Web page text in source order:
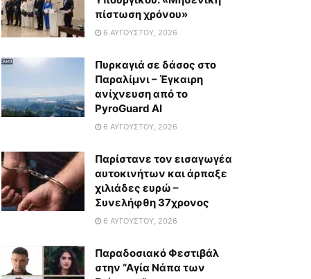
πίστωση χρόνου»
6 ΑΥΓΟΎΣΤΟΥ, 2026
Πυρκαγιά σε δάσος στο
Παραλίμνι – Έγκαιρη
ανίχνευση από το
PyroGuard AI
6 ΑΥΓΟΎΣΤΟΥ, 2026
Παρίστανε τον εισαγωγέα
αυτοκινήτων και άρπαξε
χιλιάδες ευρώ –
Συνελήφθη 37χρονος
6 ΑΥΓΟΎΣΤΟΥ, 2026
Παραδοσιακό Φεστιβάλ
στην “Αγία Νάπα των